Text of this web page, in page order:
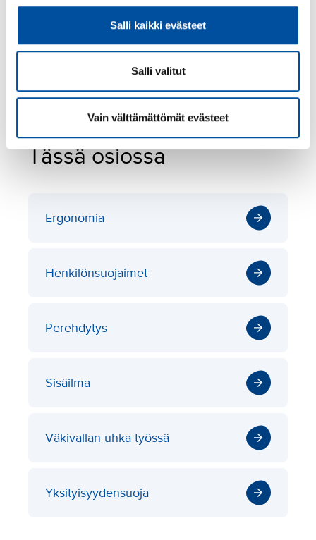
Salli kaikki evästeet
Salli valitut
Vain välttämättömät evästeet
turvallisuus- … 577/2003
Valtioneuvoston asetus terävien
Työaikaa säätelevät
Työaikalaki 872/2019
Vuosilomalaki 162/2005
Tässä osiossa
Ergonomia
Henkilönsuojaimet
Perehdytys
Sisäilma
Väkivallan uhka työssä
Yksityisyydensuoja